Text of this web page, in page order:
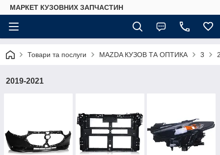
МАРКЕТ КУЗОВНИХ ЗАПЧАСТИН
Товари та послуги MAZDA КУЗОВ ТА ОПТИКА 3
2019-2021